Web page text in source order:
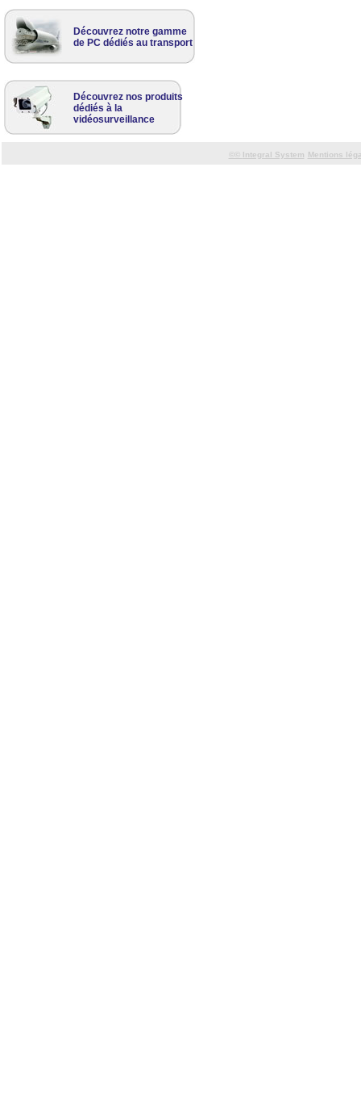
Integral System Mentions
Découvrez notre gamme
de PC dédiés au transport
Découvrez nos produits
dédiés à la
vidéosurveillance